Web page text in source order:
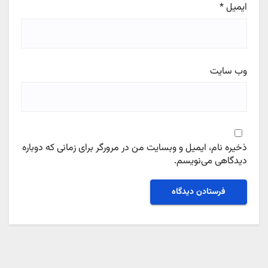
ایمیل*
وب‌ سایت
ذخیره نام، ایمیل و وبسایت من در مرورگر برای زمانی که دوباره
دیدگاهی می‌نویسم.